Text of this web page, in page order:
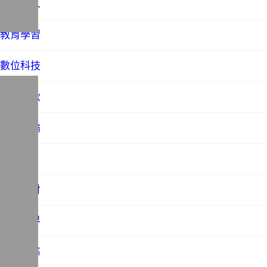
才子佳人
教育學習
數位科技
文藝春秋
時事評論
歷史探討
法務世界
社會百態